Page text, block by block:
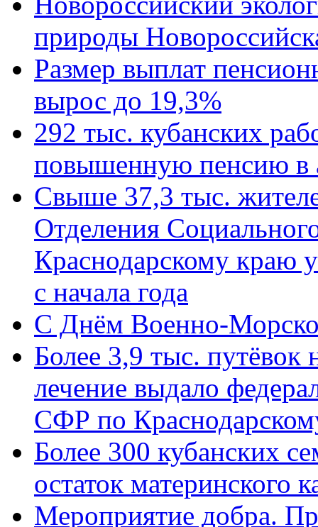
природы
Размер выплат
вырос до 19,3%
292 тыс. кубанских
повышенную пенсию в
Свыше 37,3 тыс.
Отделения
Краснодарскому краю
с начала года
C Днём Военно-
Более 3,9 тыс. путёвок
лечение выдало
СФР по
Более 300 кубанских
остаток материнского
Мероприятие добра.